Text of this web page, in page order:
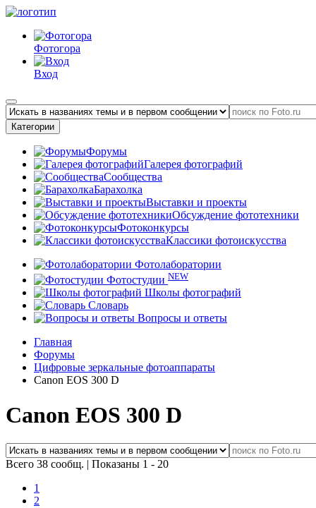
Фотогора
Вход
Категории
Форумы
Галерея фотографий
Сообщества
Барахолка
Выставки и проекты
Обсуждение фототехники
Фотоконкурсы
Классики фотоискусства
Фотолаборатории
Фотостудии NEW
Школы фотографий
Словарь
Вопросы и ответы
Главная
Форумы
Цифровые зеркальные фотоаппараты
Canon EOS 300 D
Canon EOS 300 D
Всего 38 сообщ. | Показаны 1 - 20
1
2